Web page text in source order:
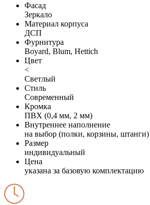
Фасад
Зеркало
Материал корпуса
ДСП
Фурнитура
Boyard, Blum, Hettich
Цвет
<
Светлый
Стиль
Современный
Кромка
ПВХ (0,4 мм, 2 мм)
Внутреннее наполнение
на выбор (полки, корзины, штанги)
Размер
индивидуальный
Цена
указана за базовую комплектацию